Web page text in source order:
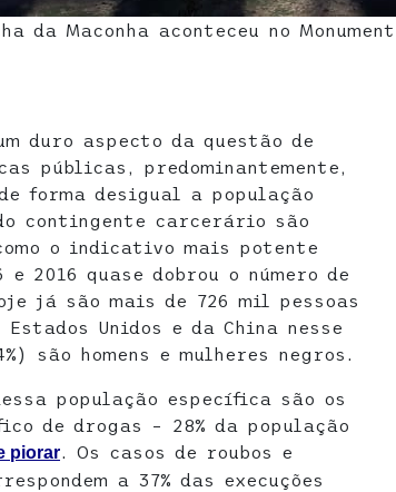
da Maconha aconteceu no
duro aspecto da questão de
públicas, predominantemente,
forma desigual a população
contingente carcerário são
o indicativo mais potente
2016 quase dobrou o número de
já são mais de 726 mil pessoas
Unidos e da China nesse
são homens e mulheres negros.
população específica são os
de drogas – 28% da população
piorar. Os casos de roubos e
a 37% das execuções